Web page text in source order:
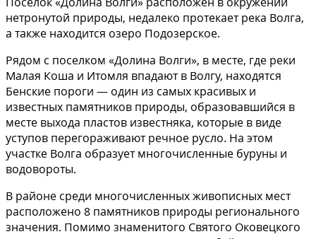
нетронутой природы, недалеко протекает река Волга,
а также находится озеро Подозерское.
Рядом с поселком «Долина Волги», в месте, где реки
Малая Коша и Итомля впадают в Волгу, находятся
Бенские пороги — один из самых красивых и
известных памятников природы, образовавшийся в
месте выхода пластов известняка, которые в виде
уступов перегораживают речное русло. На этом
участке Волга образует многочисленные буруны и
водовороты.
В районе среди многочисленных живописных мест
расположено 8 памятников природы регионального
значения. Помимо знаменитого Святого Оковецкого